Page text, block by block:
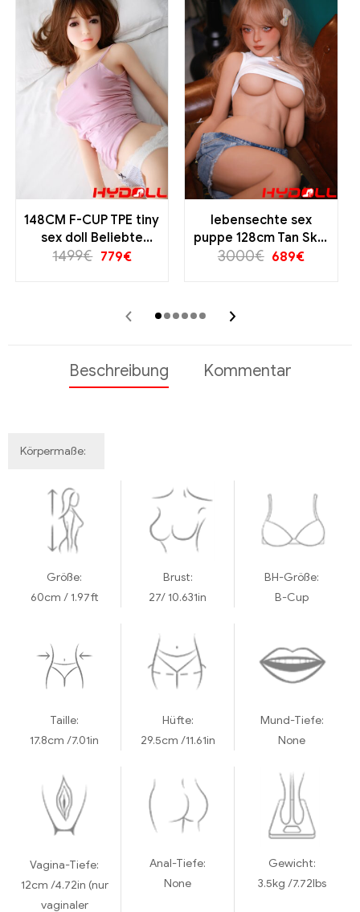
148CM F-CUP TPE tiny
sex doll Beliebte
Puppen
1499€ 779€
lebensechte sex
puppe 128cm Tan Skin
Zierliche
3000€ 689€
‹ ›
Beschreibung Kommentar
Körpermaße:
Größe:
60cm / 1.97ft
Brust:
27/ 10.631in
BH-Größe:
B-Cup
Taille:
17.8cm /7.01in
Hüfte:
29.5cm /11.61in
Mund-Tiefe:
None
Vagina-Tiefe:
12cm /4.72in (nur
vaginaler
Anal-Tiefe:
None
Gewicht:
3.5kg /7.72lbs